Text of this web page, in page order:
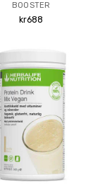
BOOSTER
kr688